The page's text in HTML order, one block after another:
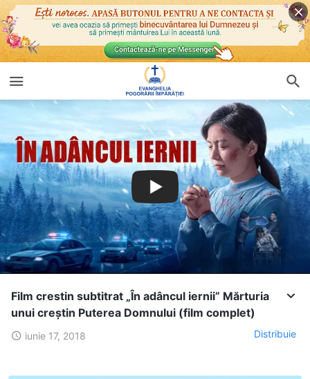
Film crestin subtitrat „În adâncul iernii” Mărturia
unui creștin Puterea Domnului (film complet)
iunie 17, 2018 Distribuie